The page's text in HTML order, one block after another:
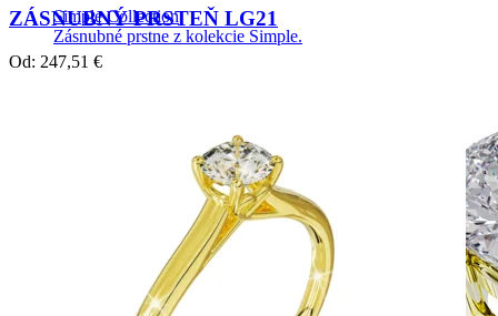
Simple Collection
Zásnubné prstne z kolekcie Simple.
ZÁSNUBNÝ PRSTEŇ LG21
Od: 247,51 €